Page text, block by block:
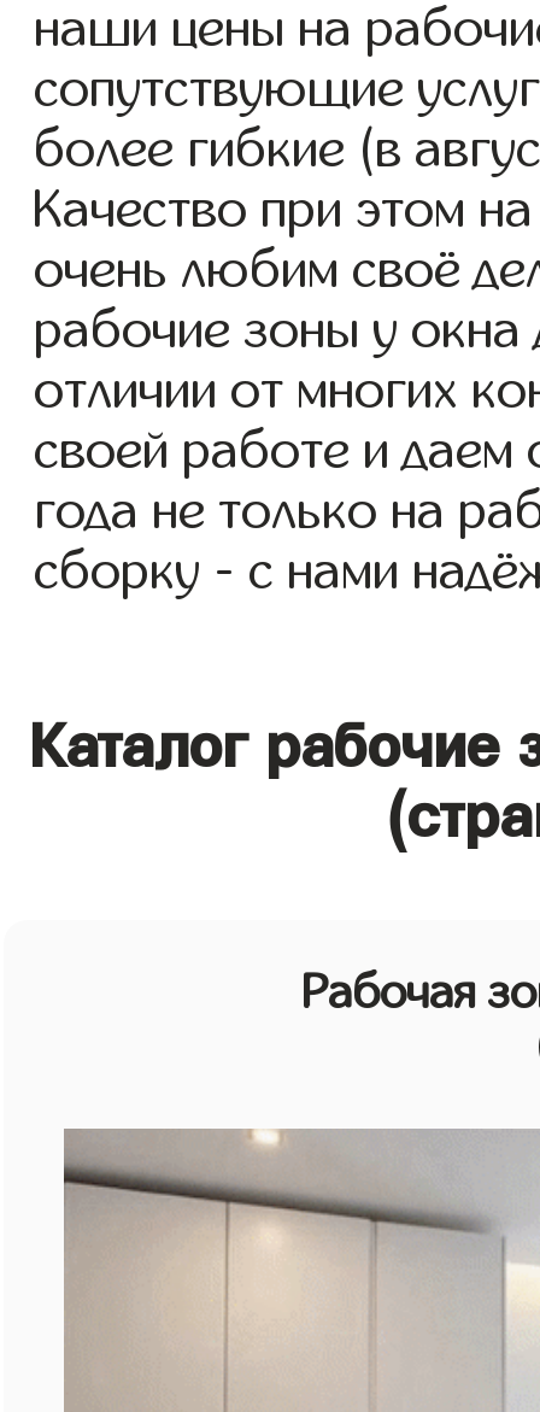
наши цены на
сопутствующие
более гибкие (в
Качество при этом
очень любим своё
рабочие зоны у окна
отличии от многих
своей работе и
года не только на
сборку - с нами
Каталог
Рабочая